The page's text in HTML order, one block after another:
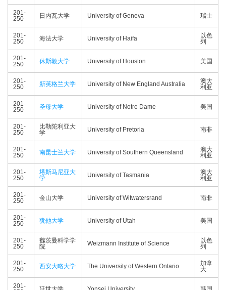
201-
250
日内瓦大学 University of Geneva 瑞士
201-
250
海法大学 University of Haifa
以色
列
201-
250
休斯敦大学 University of Houston 美国
201-
250
新英格兰大学 University of New England Australia
澳大
利亚
201-
250
圣母大学 University of Notre Dame 美国
201-
250
比勒陀利亚大
学
University of Pretoria 南非
201-
250
南昆士兰大学 University of Southern Queensland
澳大
利亚
201-
250
塔斯马尼亚大
学
University of Tasmania
澳大
利亚
201-
250
金山大学 University of Witwatersrand 南非
201-
250
犹他大学 University of Utah 美国
201-
250
魏茨曼科学学
院
Weizmann Institute of Science
以色
列
201-
250
西安大略大学 The University of Western Ontario
加拿
大
201-